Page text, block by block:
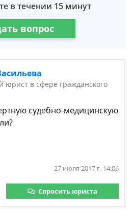
в течении 15 минут
вопрос
юрист в сфере гражданского
судебно-медицинскую
27 июля 2017 г. 14:06
Спросить юриста